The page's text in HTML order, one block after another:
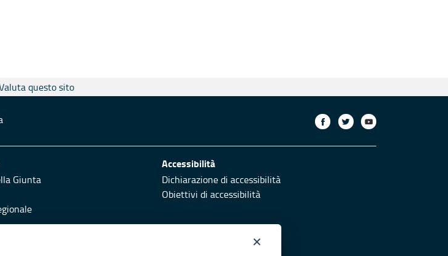
questo sito
Giunta
Accessibilità
Dichiarazione di accessibilità
Obiettivi di accessibilità
×